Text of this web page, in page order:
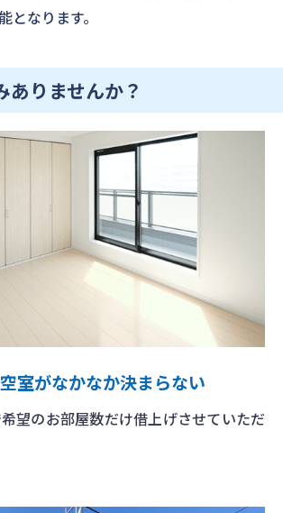
となります。
ありませんか？
室がなかなか決まらない
望のお部屋数だけ借上げさせていただ